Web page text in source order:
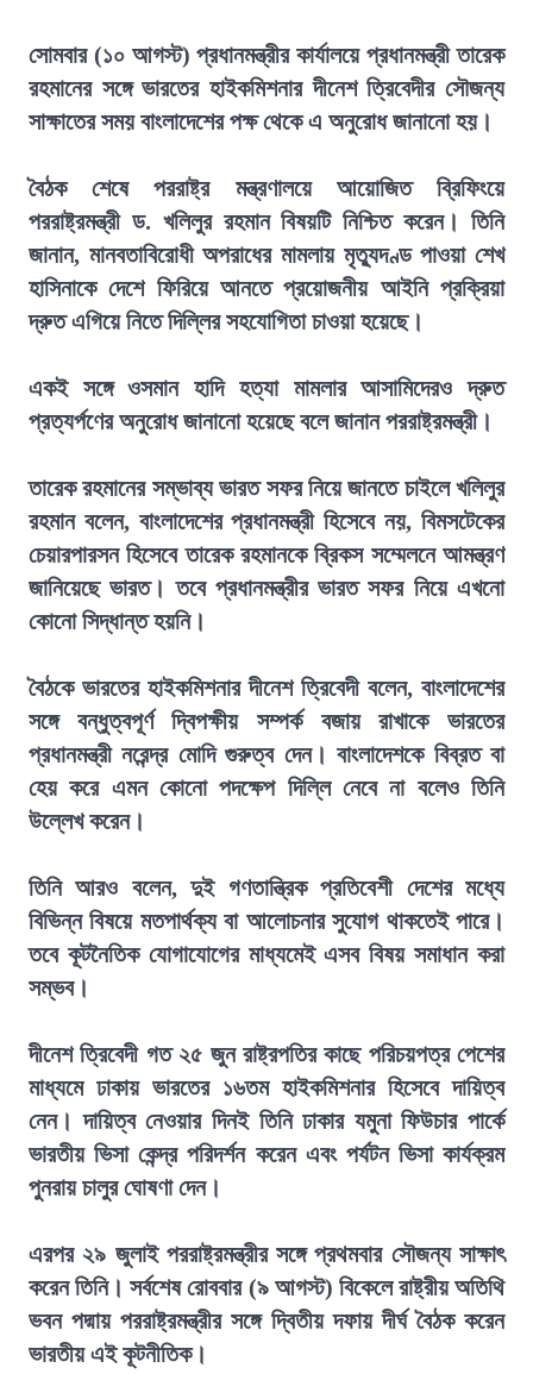
সোমবার (১০ আগস্ট) প্রধানমন্ত্রীর কার্যালয়ে প্রধানমন্ত্রী তারেক
রহমানের সঙ্গে ভারতের হাইকমিশনার দীনেশ ত্রিবেদীর সৌজন্য
সাক্ষাতের সময় বাংলাদেশের পক্ষ থেকে এ অনুরোধ জানানো হয়।
বৈঠক শেষে পররাষ্ট্র মন্ত্রণালয়ে আয়োজিত ব্রিফিংয়ে
পররাষ্ট্রমন্ত্রী ড. খলিলুর রহমান বিষয়টি নিশ্চিত করেন। তিনি
জানান, মানবতাবিরোধী অপরাধের মামলায় মৃত্যুদণ্ড পাওয়া শেখ
হাসিনাকে দেশে ফিরিয়ে আনতে প্রয়োজনীয় আইনি প্রক্রিয়া
দ্রুত এগিয়ে নিতে দিল্লির সহযোগিতা চাওয়া হয়েছে।
একই সঙ্গে ওসমান হাদি হত্যা মামলার আসামিদেরও দ্রুত
প্রত্যর্পণের অনুরোধ জানানো হয়েছে বলে জানান পররাষ্ট্রমন্ত্রী।
তারেক রহমানের সম্ভাব্য ভারত সফর নিয়ে জানতে চাইলে খলিলুর
রহমান বলেন, বাংলাদেশের প্রধানমন্ত্রী হিসেবে নয়, বিমসটেকের
চেয়ারপারসন হিসেবে তারেক রহমানকে ব্রিকস সম্মেলনে আমন্ত্রণ
জানিয়েছে ভারত। তবে প্রধানমন্ত্রীর ভারত সফর নিয়ে এখনো
কোনো সিদ্ধান্ত হয়নি।
বৈঠকে ভারতের হাইকমিশনার দীনেশ ত্রিবেদী বলেন, বাংলাদেশের
সঙ্গে বন্ধুত্বপূর্ণ দ্বিপক্ষীয় সম্পর্ক বজায় রাখাকে ভারতের
প্রধানমন্ত্রী নরেন্দ্র মোদি গুরুত্ব দেন। বাংলাদেশকে বিব্রত বা
হেয় করে এমন কোনো পদক্ষেপ দিল্লি নেবে না বলেও তিনি
উল্লেখ করেন।
তিনি আরও বলেন, দুই গণতান্ত্রিক প্রতিবেশী দেশের মধ্যে
বিভিন্ন বিষয়ে মতপার্থক্য বা আলোচনার সুযোগ থাকতেই পারে।
তবে কূটনৈতিক যোগাযোগের মাধ্যমেই এসব বিষয় সমাধান করা
সম্ভব।
দীনেশ ত্রিবেদী গত ২৫ জুন রাষ্ট্রপতির কাছে পরিচয়পত্র পেশের
মাধ্যমে ঢাকায় ভারতের ১৬তম হাইকমিশনার হিসেবে দায়িত্ব
নেন। দায়িত্ব নেওয়ার দিনই তিনি ঢাকার যমুনা ফিউচার পার্কে
ভারতীয় ভিসা কেন্দ্র পরিদর্শন করেন এবং পর্যটন ভিসা কার্যক্রম
পুনরায় চালুর ঘোষণা দেন।
এরপর ২৯ জুলাই পররাষ্ট্রমন্ত্রীর সঙ্গে প্রথমবার সৌজন্য সাক্ষাৎ
করেন তিনি। সর্বশেষ রোববার (৯ আগস্ট) বিকেলে রাষ্ট্রীয় অতিথি
ভবন পদ্মায় পররাষ্ট্রমন্ত্রীর সঙ্গে দ্বিতীয় দফায় দীর্ঘ বৈঠক করেন
ভারতীয় এই কূটনীতিক।